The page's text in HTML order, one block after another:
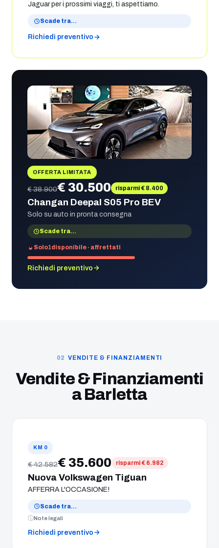
Jaguar per i prossimi viaggi, ti aspettiamo.
Scade tra…
Richiedi preventivo
OFFERTA LIMITATA
€ 38.900€ 30.500 risparmi € 8.400
Changan Deepal S05 Pro BEV
Solo su auto in pronta consegna
Scade tra…
Solo1disponibile · affrettati
Richiedi preventivo
VENDITE & FINANZIAMENTI
Vendite & Finanziamenti
aBarletta
KM 0
€ 42.582€ 35.600 risparmi € 6.982
Nuova Volkswagen Tiguan
AFFERRA L'OCCASIONE!
Scade tra…
Note legali
Richiedi preventivo